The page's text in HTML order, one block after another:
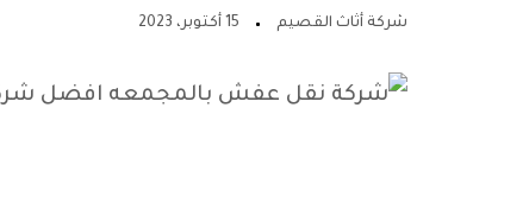
شركة أثاث القصيم 15 أكتوبر، 2023